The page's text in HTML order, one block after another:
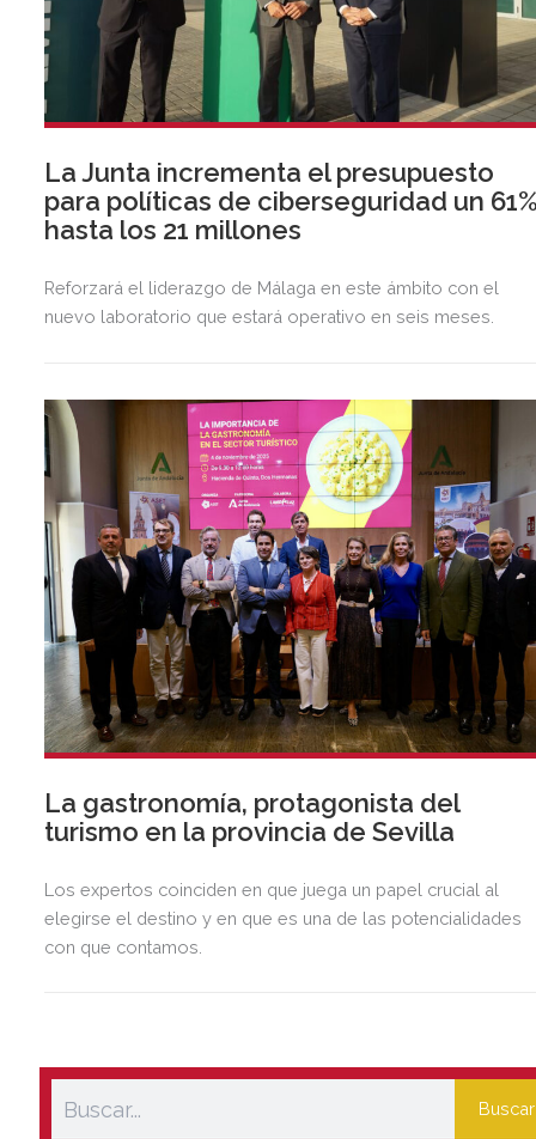
La Junta incrementa el presupuesto
para políticas de ciberseguridad un
hasta los 21 millones
Reforzará el liderazgo de Málaga en este ámbito con el
nuevo laboratorio que estará operativo en seis meses.
La gastronomía, protagonista del
turismo en la provincia de Sevilla
Los expertos coinciden en que juega un papel crucial al
elegirse el destino y en que es una de las potencialidades
con que contamos.
Buscar